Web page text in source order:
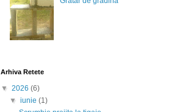
Arhiva Retete
▼ 2026 (6)
▼iunie(1)